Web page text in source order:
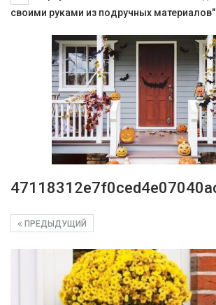
своими руками из подручных материалов"
ПРЕДЫДУЩИЙ